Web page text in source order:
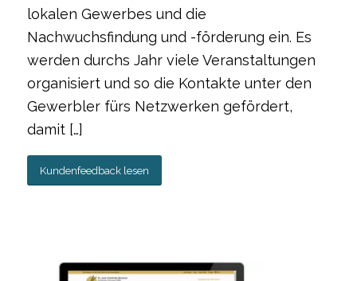
lokalen Gewerbes und die
Nachwuchsfindung und -förderung ein. Es
werden durchs Jahr viele Veranstaltungen
organisiert und so die Kontakte unter den
Gewerbler fürs Netzwerken gefördert,
damit […]
Kundenfeedback lesen